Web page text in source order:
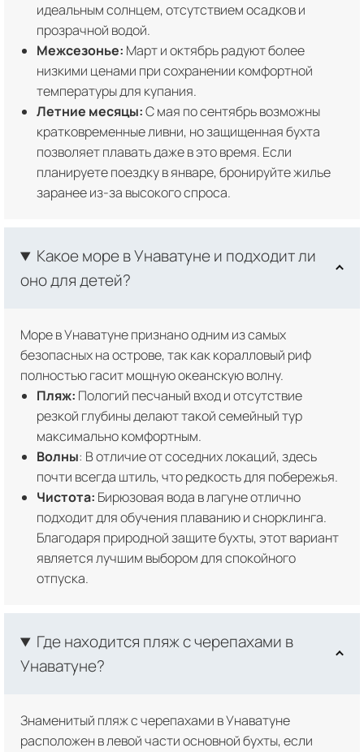
идеальным солнцем, отсутствием осадков и
прозрачной водой.
Межсезонье: Март и октябрь радуют более
низкими ценами при сохранении комфортной
температуры для купания.
Летние месяцы:С мая по сентябрь возможны
кратковременные ливни, но защищенная бухта
позволяет плавать даже в это время. Если
планируете поездку в январе, бронируйте жилье
заранее из-за высокого спроса.
Какое море в Унаватуне и подходит ли
оно для детей?
Море в Унаватуне признано одним из самых
безопасных на острове, так как коралловый риф
полностью гасит мощную океанскую волну.
Пляж: Пологий песчаный вход и отсутствие
резкой глубины делают такой семейный тур
максимально комфортным.
Волны: В отличие от соседних локаций, здесь
почти всегда штиль, что редкость для побережья.
Чистота: Бирюзовая вода в лагуне отлично
подходит для обучения плаванию и снорклинга.
Благодаря природной защите бухты, этот вариант
является лучшим выбором для спокойного
отпуска.
Где находится пляж с черепахами в
Унаватуне?
Знаменитый пляж с черепахами в Унаватуне
расположен в левой части основной бухты, если